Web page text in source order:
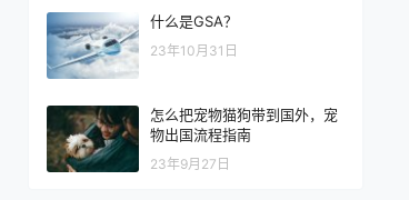
什么是GSA？
23年10月31日
怎么把宠物猫狗带到国外，宠
物出国流程指南
23年9月27日